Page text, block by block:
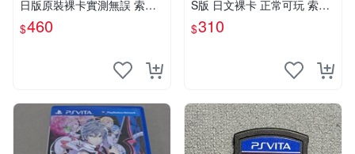
日版原裝裸卡實測無誤 索尼
專機獨享嚴選推薦 psv 高達
無誤卡帶
$460
S版 日文裸卡 正常可玩 索尼
專用 不退不換 次數買兩送一
靈魂獻祭 PSP-VITA PSVita
$310